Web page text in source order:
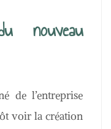
nouveau
de l’entreprise
voir la création